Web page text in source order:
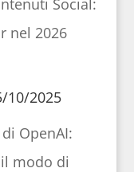
nel 2026
10/2025
OpenAI:
modo di